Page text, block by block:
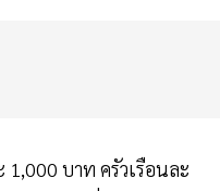
บาท ครัวเรือนละ